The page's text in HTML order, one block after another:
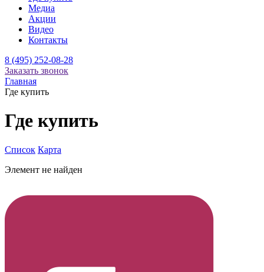
Медиа
Акции
Видео
Контакты
8 (495) 252-08-28
Заказать звонок
Главная
Где купить
Где купить
Список Карта
Элемент не найден